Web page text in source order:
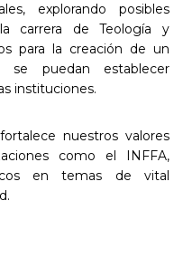
explorando posibles
carrera de Teología y
para la creación de un
puedan establecer
instituciones.
nuestros valores
como el INFFA,
en temas de vital